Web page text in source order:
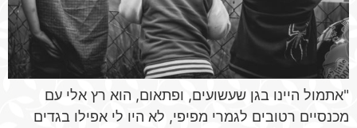
"אתמול היינו בגן שעשועים, ופתאום, הוא רץ אלי עם
מכנסיים רטובים לגמרי מפיפי, לא היו לי אפילו בגדים